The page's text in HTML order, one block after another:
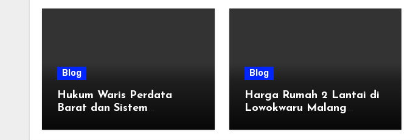
Blog
Hukum Waris Perdata
Barat dan Sistem
Waris
Blog
Harga Rumah 2 Lantai di
Lowokwaru Malang
Tahun 2026